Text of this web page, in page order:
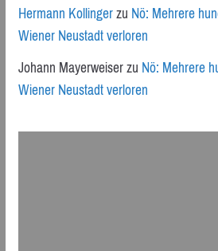
Hermann KollingerzuNö: Mehrere
Wiener Neustadt verloren
Johann MayerweiserzuNö: Mehrere
Wiener Neustadt verloren